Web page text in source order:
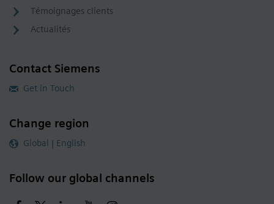
Témoignages clients
Actualités
Contact Siemens
Get in Touch
Change region
Global | English
Follow our global channels